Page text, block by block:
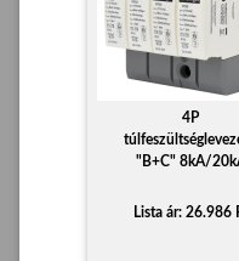
4P
"B+C" 8kA/
Lista ár: 26.986